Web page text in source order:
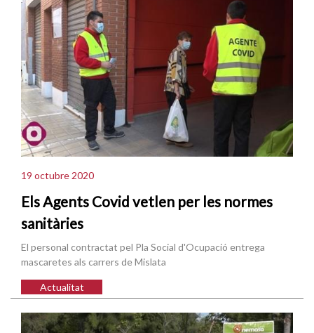
19 octubre 2020
Els Agents Covid vetlen per les normes
sanitàries
El personal contractat pel Pla Social d'Ocupació entrega
mascaretes als carrers de Mislata
Actualitat